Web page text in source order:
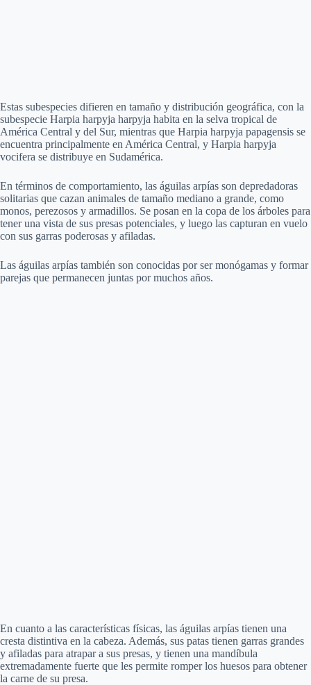
Estas subespecies difieren en tamaño y distribución geográfica, con la
subespecie Harpia harpyja harpyja habita en la selva tropical de
América Central y del Sur, mientras que Harpia harpyja papagensis se
encuentra principalmente en América Central, y Harpia harpyja
vocifera se distribuye en Sudamérica.
En términos de comportamiento, las águilas arpías son depredadoras
solitarias que cazan animales de tamaño mediano a grande, como
monos, perezosos y armadillos. Se posan en la copa de los árboles para
tener una vista de sus presas potenciales, y luego las capturan en vuelo
con sus garras poderosas y afiladas.
Las águilas arpías también son conocidas por ser monógamas y formar
parejas que permanecen juntas por muchos años.
En cuanto a las características físicas, las águilas arpías tienen una
cresta distintiva en la cabeza. Además, sus patas tienen garras grandes
y afiladas para atrapar a sus presas, y tienen una mandíbula
extremadamente fuerte que les permite romper los huesos para obtener
la carne de su presa.